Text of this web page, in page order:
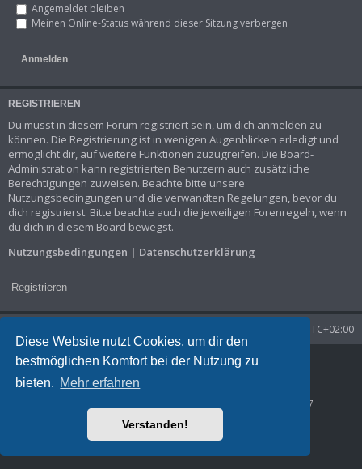
Diese Website nutzt Cookies, um dir den
bestmöglichen Komfort bei der Nutzung zu
bieten. Mehr erfahren
Verstanden!
Angemeldet bleiben
Meinen Online-Status während dieser Sitzung verbergen
REGISTRIEREN
Du musst in diesem Forum registriert sein, um dich anmelden zu
können. Die Registrierung ist in wenigen Augenblicken erledigt und
ermöglicht dir, auf weitere Funktionen zuzugreifen. Die Board-
Administration kann registrierten Benutzern auch zusätzliche
Berechtigungen zuweisen. Beachte bitte unsere
Nutzungsbedingungen und die verwandten Regelungen, bevor du
dich registrierst. Bitte beachte auch die jeweiligen Forenregeln, wenn
du dich in diesem Board bewegst.
Nutzungsbedingungen | Datenschutzerklärung
Registrieren
UTC+02:00
Powered byphpBB ® Forum Software © phpBB Limited
Datenschutz
Queries: 7